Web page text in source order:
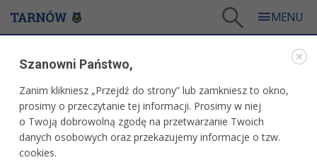
Teatr Nie Teraz - teatr alternatywny
TEATR NIE TERAZ - TEATR ALTERNATYWNY
15.02.2011, 12:43
Szanowni Państwo,
Zanim klikniesz „Przejdź do strony” lub zamkniesz to okno,
prosimy o przeczytanie tej informacji. Prosimy w niej
o Twoją dobrowolną zgodę na przetwarzanie Twoich
danych osobowych oraz przekazujemy informacje o tzw.
cookies.